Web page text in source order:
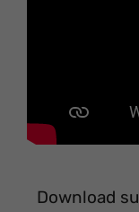
Download su